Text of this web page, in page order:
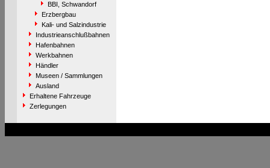
BBI, Schwandorf
Erzbergbau
Kali- und Salzindustrie
Industrieanschlußbahnen
Hafenbahnen
Werkbahnen
Händler
Museen / Sammlungen
Ausland
Erhaltene Fahrzeuge
Zerlegungen